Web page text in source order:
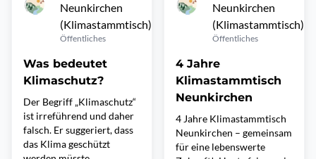
Neunkirchen
(Klimastammtisch)
Öffentliches
Was bedeutet
Klimaschutz?
Der Begriff „Klimaschutz“
ist irreführend und daher
falsch. Er suggeriert, dass
das Klima geschützt
Neunkirchen
(Klimastammtisch)
Öffentliches
4 Jahre
Klimastammtisch
Neunkirchen
4 Jahre Klimastammtisch
Neunkirchen – gemeinsam
für eine lebenswerte